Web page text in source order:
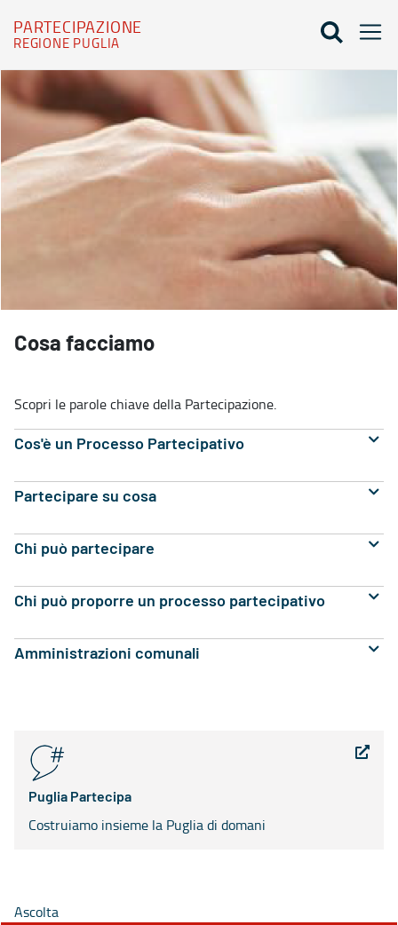
PARTECIPAZIONE
REGIONE PUGLIA
Cosa facciamo - Partecipazione
Cosa facciamo
Scopri le parole chiave della Partecipazione.
Cos'è un Processo Partecipativo
Partecipare su cosa
Chi può partecipare
Chi può proporre un processo partecipativo
Amministrazioni comunali
Puglia Partecipa
Costruiamo insieme la Puglia di domani
Ascolta